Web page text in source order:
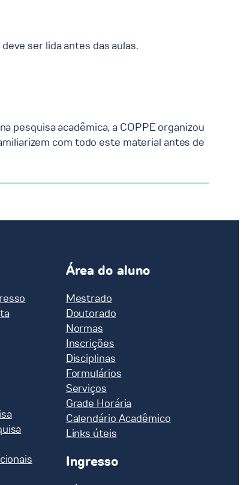
ser lida antes das aulas.
pesquisa acadêmica, a COPPE organizou
com todo este material antes de
Área do aluno
Mestrado
Doutorado
Normas
Inscrições
Disciplinas
Formulários
Serviços
Grade Horária
Calendário Acadêmico
Links úteis
Ingresso